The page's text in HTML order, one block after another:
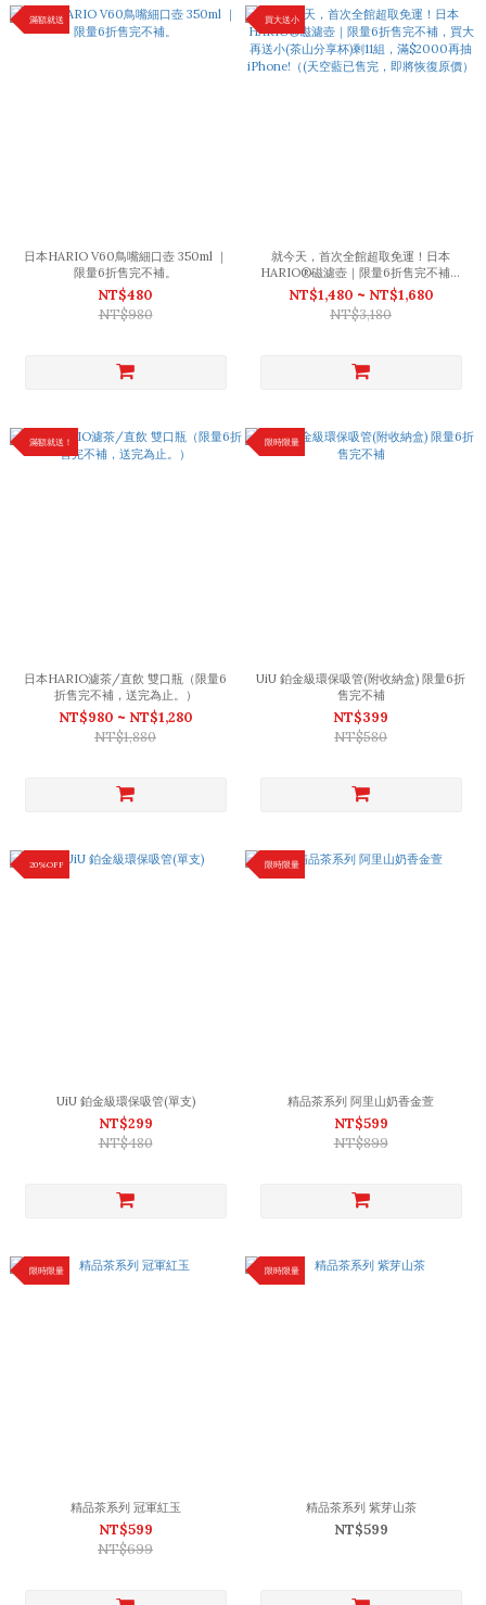
滿額就送
日本HARIO V60鳥嘴細口壺 350ml ｜
限量6折售完不補。
NT$480
NT$980
買大送小
就今天，首次全館超取免運！日本
HARIO®磁濾壺｜限量6折售完不補，
買大再送小(茶山分享杯)剩11組，滿
$2000再抽iPhone!（(天空藍已售完，
即將恢復原價）
NT$1,480 ~ NT$1,680
NT$3,180
滿額就送！
日本HARIO濾茶/直飲 雙口瓶（限量6
折售完不補，送完為止。）
NT$980 ~ NT$1,280
NT$1,880
限時限量
UiU 鉑金級環保吸管(附收納盒) 限量6折
售完不補
NT$399
NT$580
20%OFF
UiU 鉑金級環保吸管(單支)
NT$299
NT$480
限時限量
精品茶系列 阿里山奶香金萱
NT$599
NT$899
限時限量
精品茶系列 冠軍紅玉
NT$599
NT$699
限時限量
精品茶系列 紫芽山茶
NT$599